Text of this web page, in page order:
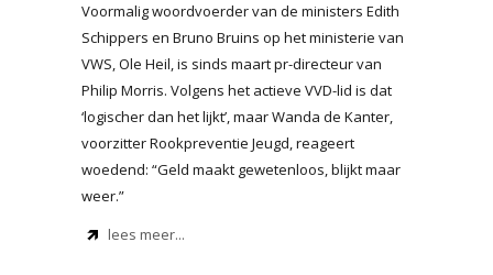
Voormalig woordvoerder van de ministers Edith
Schippers en Bruno Bruins op het ministerie van
VWS, Ole Heil, is sinds maart pr-directeur van
Philip Morris. Volgens het actieve VVD-lid is dat
‘logischer dan het lijkt’, maar Wanda de Kanter,
voorzitter Rookpreventie Jeugd, reageert
woedend: “Geld maakt gewetenloos, blijkt maar
weer.”
lees meer...